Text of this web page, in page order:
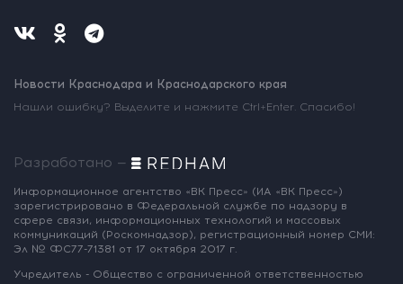
Новости Краснодара и Краснодарского края
Нашли ошибку? Выделите и нажмите Ctrl+Enter. Спасибо!
Разработано —
Информационное агентство «ВК Пресс» (ИА «ВК Пресс»)
зарегистрировано в Федеральной службе по надзору в
сфере связи, информационных технологий и массовых
коммуникаций (Роскомнадзор), регистрационный номер СМИ:
Эл № ФС77-71381 от 17 октября 2017 г.
Учредитель - Общество с ограниченной ответственностью